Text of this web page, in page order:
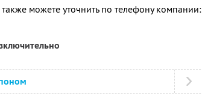
можете уточнить по телефону компании: